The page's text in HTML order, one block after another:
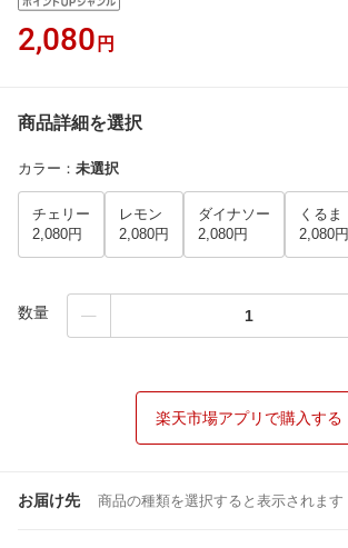
2,080 円
商品詳細を選択
カラー ： 未選択
チェリー
2,080円
レモン
2,080円
ダイナソー
2,080円
くるま
2,080円
数量
楽天市場アプリで購入する
お届け先 商品の種類を選択すると表示されます